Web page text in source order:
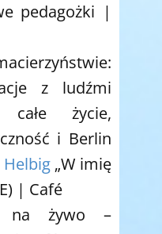
pedagożki |
z ludźmi
życie,
i Berlin
Helbig„W imię
| Café
na żywo –